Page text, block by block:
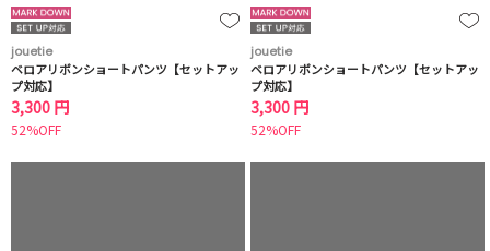
jouetie
ベロアリボンショートパンツ【セットアッ
プ対応】
3,300 円
52%OFF
jouetie
ベロアリボンショートパンツ【セットアッ
プ対応】
3,300 円
52%OFF